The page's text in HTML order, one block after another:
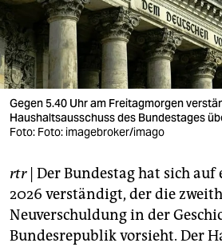
verlag
verlag
veranstaltungen
shop
fragen & hilfe
unterstützen
abo
genossenschaft
Gegen 5.40 Uhr am Freitagmorgen
Haushaltsausschuss des Bundestages
Foto: Foto: imagebroker/imago
rtr| Der Bundestag hat sich
2026 verständigt, der die
Neuverschuldung in der
Bundesrepublik vorsieht. Der